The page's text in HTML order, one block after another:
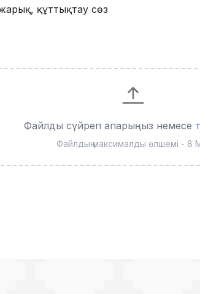
құттықтау сөз
Файлды сүйреп апарыңыз немесе
Файлдың максималды өлшемі - 8